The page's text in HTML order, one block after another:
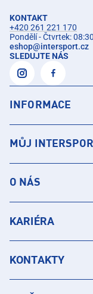
KONTAKT
+420 261 221 170
Pondělí - Čtvrtek:
eshop@intersport.cz
SLEDUJTE NÁS
INFORMACE
MŮJ
O NÁS
KARIÉRA
KONTAKTY